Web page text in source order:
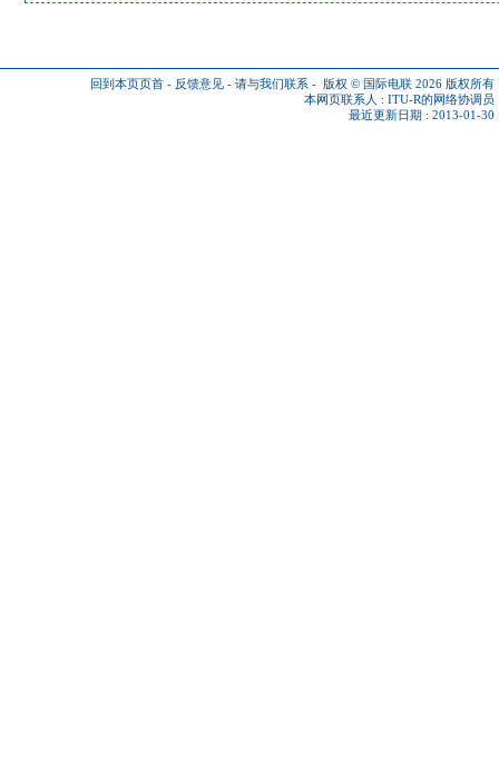
回到本页页首 - 反馈意见 - 请与我们联系 - 版权 © 国际电联 2026 版权所有
本网页联系人 : ITU-R的网络协调员
最近更新日期 : 2013-01-30